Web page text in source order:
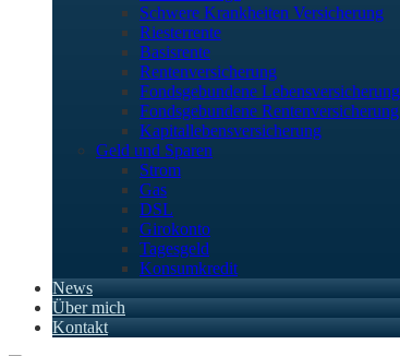
Schwere Krankheiten Versicherung
Riesterrente
Basisrente
Rentenversicherung
Fondsgebundene Lebensversicherung
Fondsgebundene Rentenversicherung
Kapitallebensversicherung
Geld und Sparen
Strom
Gas
DSL
Girokonto
Tagesgeld
Konsumkredit
News
Über mich
Kontakt